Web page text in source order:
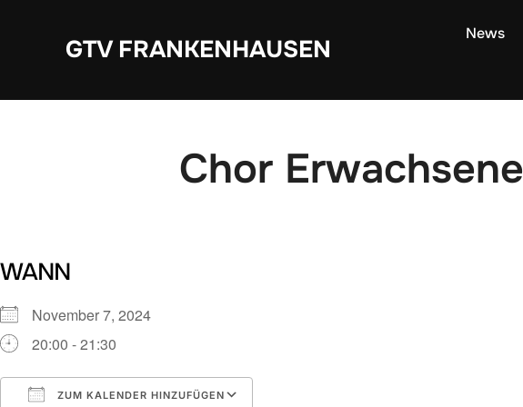
GTV FRANKENHAUSEN
News
Chor Erwachsene
WANN
November 7, 2024
20:00 - 21:30
ZUM KALENDER HINZUFÜGEN